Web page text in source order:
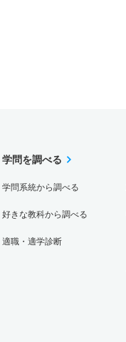
学問を調べる
学問系統から調べる
好きな教科から調べる
適職・適学診断